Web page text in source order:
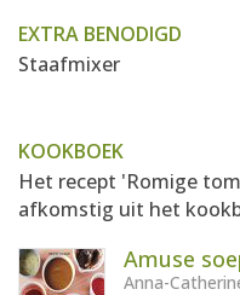
EXTRA BENODIGD
Staafmixer
KOOKBOEK
Het recept 'Romige
afkomstig uit het
Amuse
Anna-